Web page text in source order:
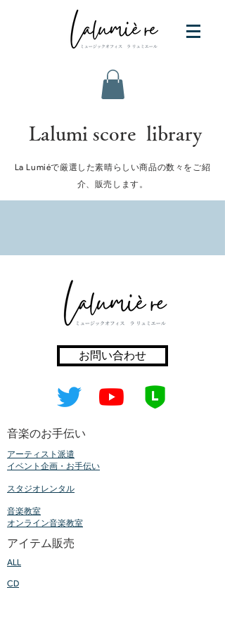
Lalumi score library
La Lumiéで厳選した素晴らしい商品の数々をご紹
介、販売します。
お問い合わせ
​音楽のお手伝い
アーティスト派遣
イベント 企画・お手伝い
スタジオレンタル
音楽教室
オンライン音楽教室
アイテム販売
ALL
CD